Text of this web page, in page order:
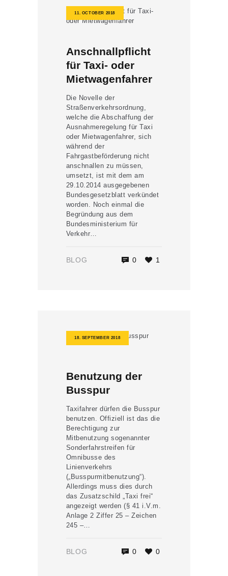
11. OCTOBER 2018
Anschnallpflicht
für Taxi- oder
Mietwagenfahrer
Die Novelle der
Straßenverkehrsordnung,
welche die Abschaffung der
Ausnahmeregelung für Taxi
oder Mietwagenfahrer, sich
während der
Fahrgastbeförderung nicht
anschnallen zu müssen,
umsetzt, ist mit dem am
29.10.2014 ausgegebenen
Bundesgesetzblatt verkündet
worden. Noch einmal die
Begründung aus dem
Bundesministerium für
Verkehr…
BLOG 0 1
18. SEPTEMBER 2018
Benutzung der
Busspur
Taxifahrer dürfen die Busspur
benutzen. Offiziell ist das die
Berechtigung zur
Mitbenutzung sogenannter
Sonderfahrstreifen für
Omnibusse des
Linienverkehrs
(„Busspurmitbenutzung“).
Allerdings muss dies durch
das Zusatzschild „Taxi frei“
angezeigt werden (§ 41 i.V.m.
Anlage 2 Ziffer 25 – Zeichen
245 –…
BLOG 0 0